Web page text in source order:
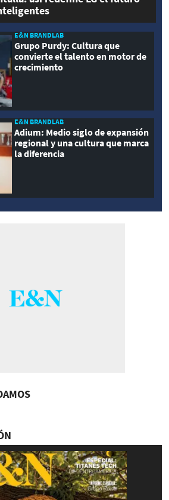
E&N BRANDLAB
Grupo Purdy: Cultura que
convierte el talento en motor de
crecimiento
E&N BRANDLAB
Adium: Medio siglo de expansión
regional y una cultura que marca
la diferencia